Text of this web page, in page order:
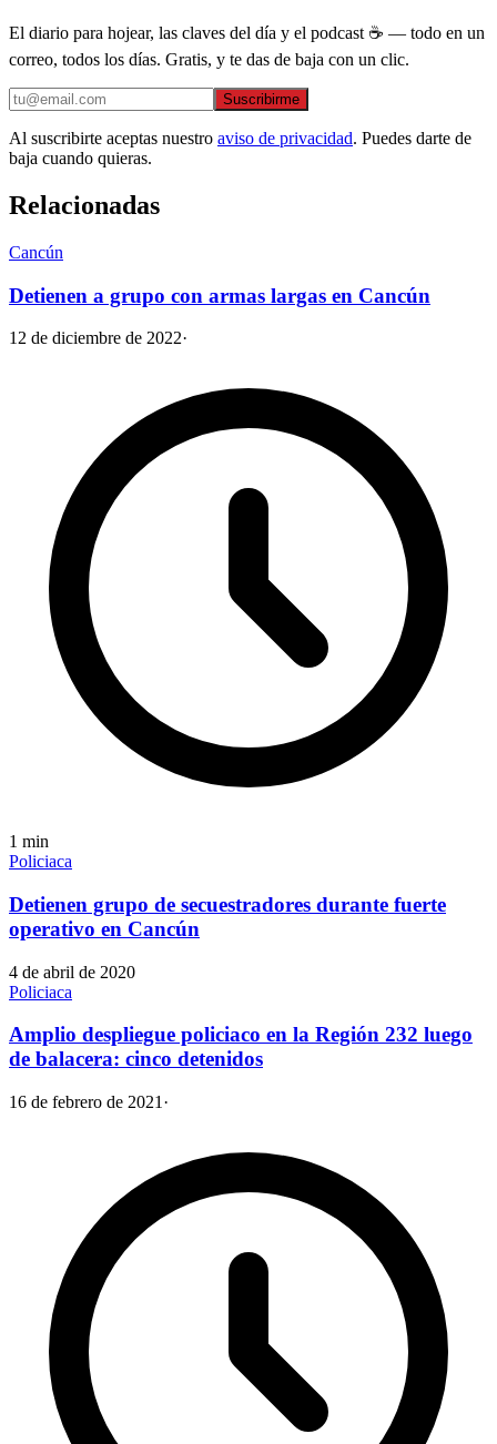
El diario para hojear, las claves del día y el podcast ☕ — todo en un
correo, todos los días. Gratis, y te das de baja con un clic.
Suscribirme
Al suscribirte aceptas nuestro aviso de privacidad. Puedes darte de
baja cuando quieras.
Relacionadas
Cancún
Detienen a grupo con armas largas en Cancún
12 de diciembre de 2022·
1 min
Policiaca
Detienen grupo de secuestradores durante fuerte
operativo en Cancún
4 de abril de 2020
Policiaca
Amplio despliegue policiaco en la Región 232 luego
de balacera: cinco detenidos
16 de febrero de 2021 ·